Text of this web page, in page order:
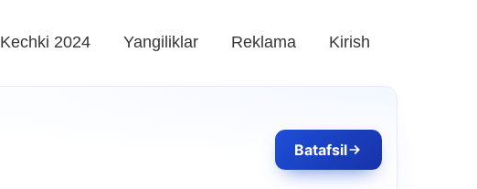
Kechki 2024 Yangiliklar Reklama Kirish
Batafsil